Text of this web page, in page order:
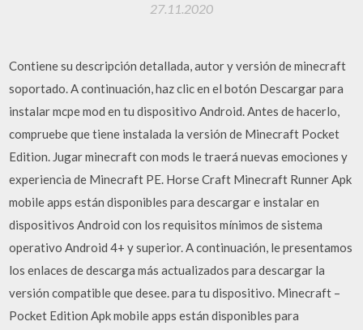
27.11.2020
Contiene su descripción detallada, autor y versión de minecraft
soportado. A continuación, haz clic en el botón Descargar para
instalar mcpe mod en tu dispositivo Android. Antes de hacerlo,
compruebe que tiene instalada la versión de Minecraft Pocket
Edition. Jugar minecraft con mods le traerá nuevas emociones y
experiencia de Minecraft PE. Horse Craft Minecraft Runner Apk
mobile apps están disponibles para descargar e instalar en
dispositivos Android con los requisitos mínimos de sistema
operativo Android 4+ y superior. A continuación, le presentamos
los enlaces de descarga más actualizados para descargar la
versión compatible que desee. para tu dispositivo. Minecraft –
Pocket Edition Apk mobile apps están disponibles para